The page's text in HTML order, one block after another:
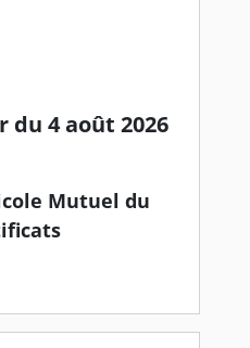
4 août 2026
Mutuel du